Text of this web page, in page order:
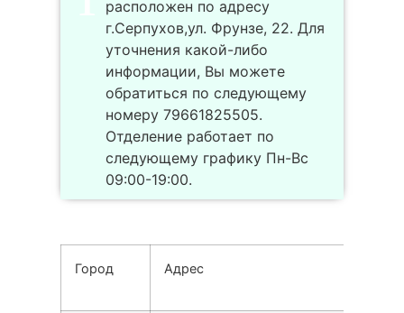
расположен по адресу
г.Серпухов,ул. Фрунзе, 22. Для
уточнения какой-либо
информации, Вы можете
обратиться по следующему
номеру 79661825505.
Отделение работает по
следующему графику Пн-Вс
09:00-19:00.
Город Адрес